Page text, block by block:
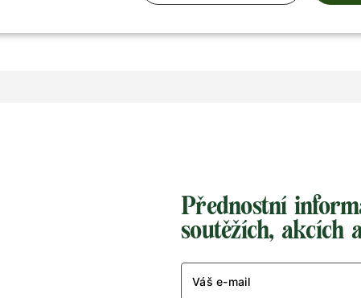
Přednostní
soutěžích, akcích
Váš e-mail